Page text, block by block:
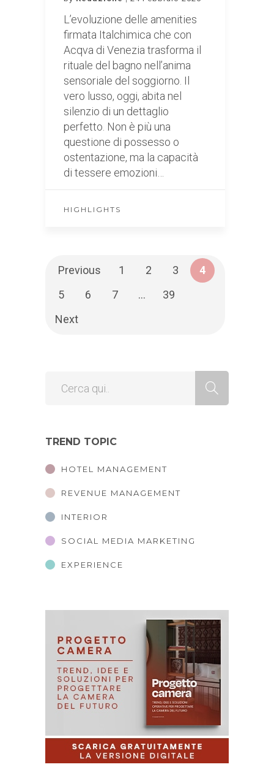
L’evoluzione delle amenities
firmata Italchimica che con
Acqva di Venezia trasforma il
rituale del bagno nell’anima
sensoriale del soggiorno. Il
vero lusso, oggi, abita nel
silenzio di un dettaglio
perfetto. Non è più una
questione di possesso o
ostentazione, ma la capacità
di tessere emozioni…
HIGHLIGHTS
Previous 1 2 3
4
5
6 7 …
39
Next
TREND TOPIC
HOTEL MANAGEMENT
REVENUE MANAGEMENT
INTERIOR
SOCIAL MEDIA MARKETING
EXPERIENCE